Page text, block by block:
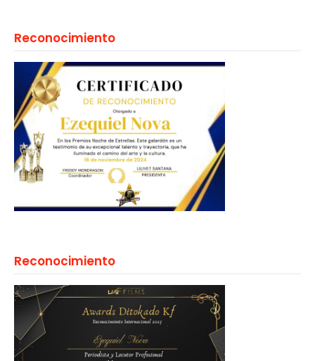
Reconocimiento
Reconocimiento